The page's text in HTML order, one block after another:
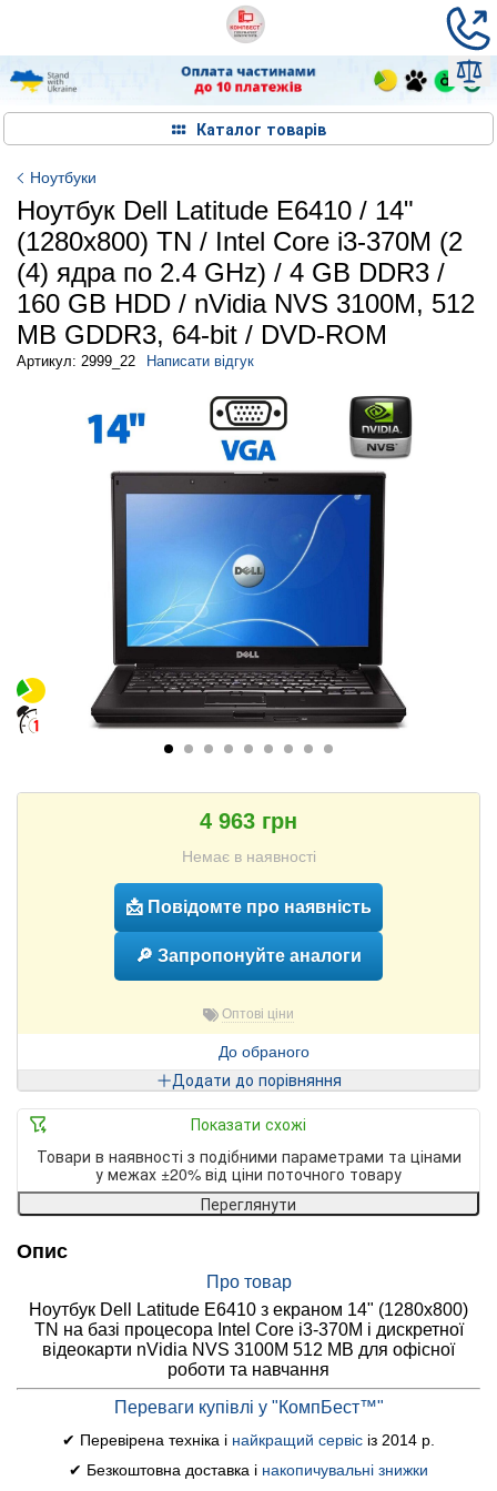
Каталог товарів
Ноутбуки
Ноутбук Dell Latitude E6410 / 14"
(1280x800) TN / Intel Core i3-370M (2
(4) ядра по 2.4 GHz) / 4 GB DDR3 /
160 GB HDD / nVidia NVS 3100M, 512
MB GDDR3, 64-bit / DVD-ROM
Артикул: 2999_22 Написати відгук
4 963 грн
Немає в наявності
📩 Повідомте про наявність
🔎 Запропонуйте аналоги
Оптові ціни
До обраного
Додати до порівняння
Показати схожі
Товари в наявності з подібними параметрами та цінами
у межах ±20% від ціни поточного товару
Переглянути
Опис
Про товар
Ноутбук Dell Latitude E6410 з екраном 14" (1280x800)
TN на базі процесора Intel Core i3-370M і дискретної
відеокарти nVidia NVS 3100M 512 MB для офісної
роботи та навчання
Переваги купівлі у "КомпБест™"
✔ Перевірена техніка і найкращий сервіс із 2014 р.
✔ Безкоштовна доставка і накопичувальні знижки